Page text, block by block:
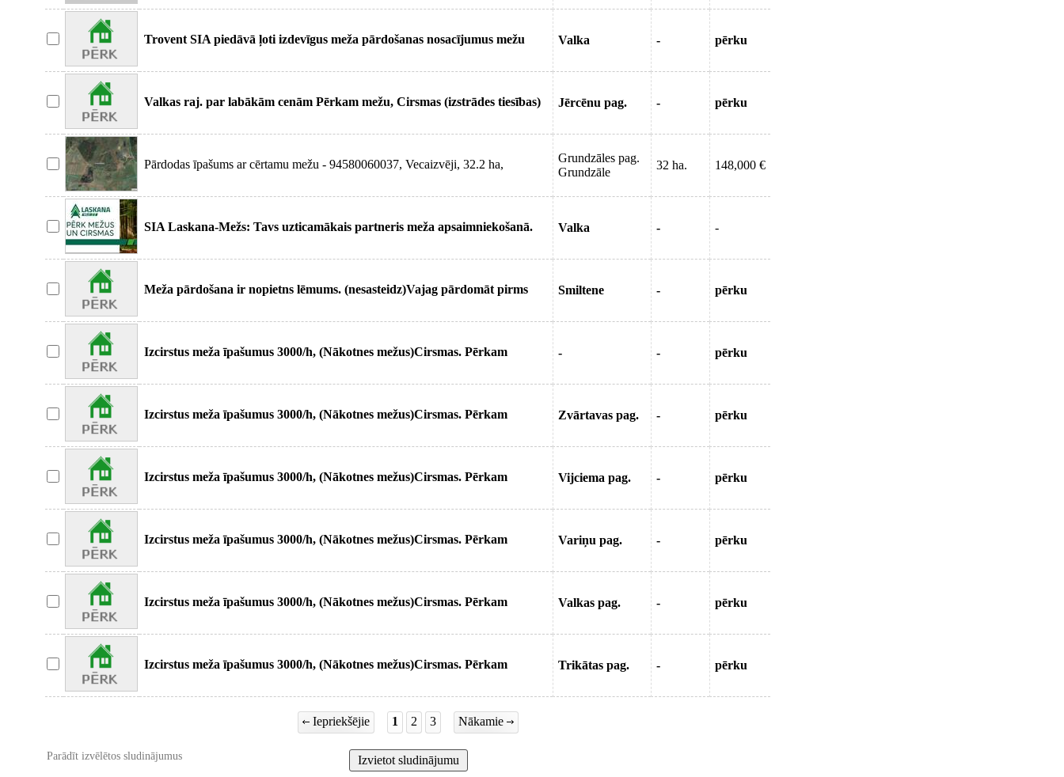
Trovent SIA piedāvā ļoti izdevīgus meža pārdošanas nosacījumus mežu
Valka - pērku
Valkas raj. par labākām cenām Pērkam mežu, Cirsmas (izstrādes tiesības)
Jērcēnu pag. - pērku
Pārdodas īpašums ar cērtamu mežu - 94580060037, Vecaizvēji, 32.2 ha,
Grundzāles pag.
Grundzāle
32 ha. 148,000 €
SIA Laskana-Mežs: Tavs uzticamākais partneris meža apsaimniekošanā.
Valka - -
Meža pārdošana ir nopietns lēmums. (nesasteidz)Vajag pārdomāt pirms
Smiltene - pērku
Izcirstus meža īpašumus 3000/h, (Nākotnes mežus)Cirsmas. Pērkam
- - pērku
Izcirstus meža īpašumus 3000/h, (Nākotnes mežus)Cirsmas. Pērkam
Zvārtavas pag. - pērku
Izcirstus meža īpašumus 3000/h, (Nākotnes mežus)Cirsmas. Pērkam
Vijciema pag. - pērku
Izcirstus meža īpašumus 3000/h, (Nākotnes mežus)Cirsmas. Pērkam
Variņu pag. - pērku
Izcirstus meža īpašumus 3000/h, (Nākotnes mežus)Cirsmas. Pērkam
Valkas pag. - pērku
Izcirstus meža īpašumus 3000/h, (Nākotnes mežus)Cirsmas. Pērkam
Trikātas pag. - pērku
Iepriekšējie 1 2 3 Nākamie
Parādīt izvēlētos sludinājumus